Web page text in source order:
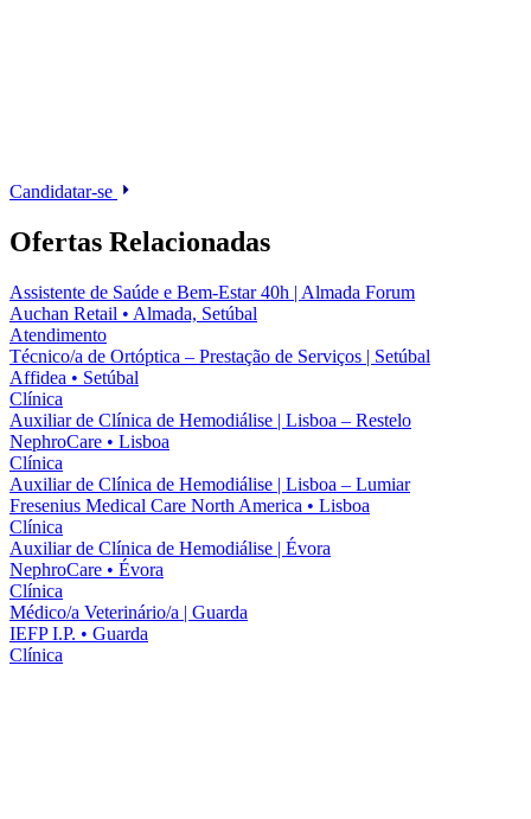
Candidatar-se
Ofertas Relacionadas
Assistente de Saúde e Bem-Estar 40h | Almada Forum
Auchan Retail • Almada, Setúbal
Atendimento
Técnico/a de Ortóptica – Prestação de Serviços | Setúbal
Affidea • Setúbal
Clínica
Auxiliar de Clínica de Hemodiálise | Lisboa – Restelo
NephroCare • Lisboa
Clínica
Auxiliar de Clínica de Hemodiálise | Lisboa – Lumiar
Fresenius Medical Care North America • Lisboa
Clínica
Auxiliar de Clínica de Hemodiálise | Évora
NephroCare • Évora
Clínica
Médico/a Veterinário/a | Guarda
IEFP I.P. • Guarda
Clínica